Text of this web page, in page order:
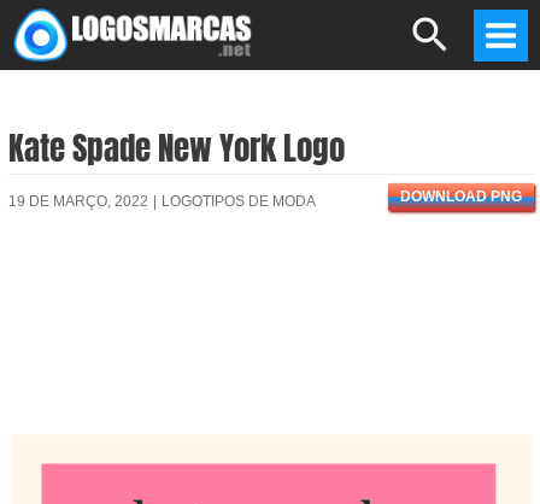
Skip
to
Search
Kate Spade New York Logo
19 DE MARÇO, 2022 LOGOTIPOS DE MODA DOWNLOAD PNG